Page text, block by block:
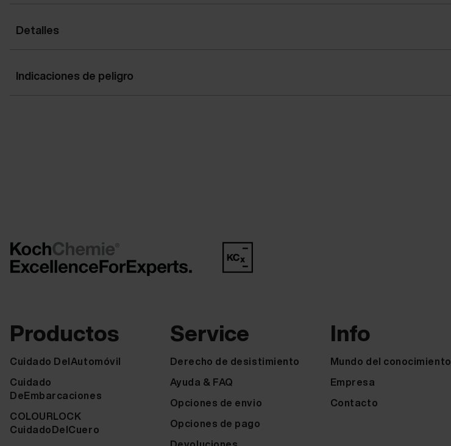
Detalles
Indicaciones de peligro
Productos
Cuidado DelAutomóvil
Cuidado
DeEmbarcaciones
COLOURLOCK
CuidadoDelCuero
Service
Derecho de desistimiento
Ayuda & FAQ
Opciones de envio
Opciones de pago
Info
Mundo del conocimiento
Empresa
Contacto